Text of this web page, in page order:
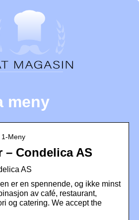
meny
1-Meny
– Condelica AS
AS
er en spennende, og ikke minst
av café, restaurant,
og catering. We accept the